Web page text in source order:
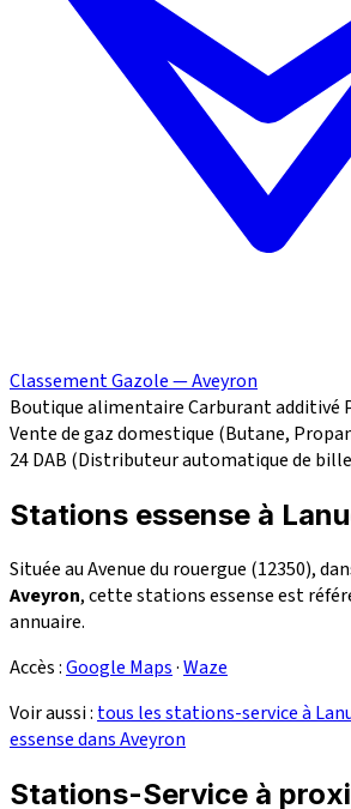
Classement Gazole — Aveyron
Boutique alimentaireCarburant additivé
Vente de gaz domestique (Butane,
24DAB (Distributeur automatique de
Stations essense à
Située au Avenue du rouergue (12350),
Aveyron, cette stations essense est
annuaire.
Accès :Google Maps·Waze
Voir aussi : tous les stations-service à
essense dans Aveyron
Stations-Service à